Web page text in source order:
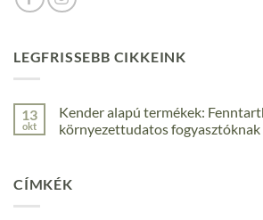
LEGFRISSEBB CIKKEINK
13
okt
Kender alapú termékek:
környezettudatos fogyasztóknak
Kender
alapú
CÍMKÉK